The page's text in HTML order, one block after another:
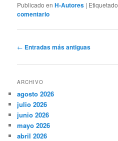
Publicado en H-Autores | Etiquetado
comentario
Navegación
entradas
← Entradas más antiguas
ARCHIVO
agosto 2026
julio 2026
junio 2026
mayo 2026
abril 2026